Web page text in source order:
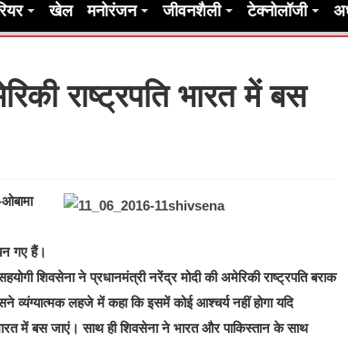
खेल मनोरंजन जीवनशैली टेक्नोलॉजी
राष्ट्रपति भारत में बस
गए हैं।
शिवसेना ने प्रधानमंत्री नरेंद्र मोदी की अमेरिकी राष्ट्रपति बराक
लहजे में कहा कि इसमें कोई आश्चर्य नहीं होगा यदि
में बस जाएं। साथ ही शिवसेना ने भारत और पाकिस्तान के साथ